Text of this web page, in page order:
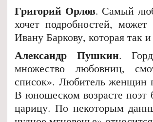
Григорий Орлов. Самый
хочет подробностей,
Ивану Баркову, которая так
Александр Пушкин.
множество любовниц,
список». Любитель женщин
В юношеском возрасте
царицу. По некоторым